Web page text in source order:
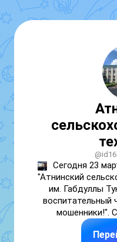
Сегодня 23
"Атнинский
им. Габдуллы
воспитательный
мошенники!".
рассказали
видах